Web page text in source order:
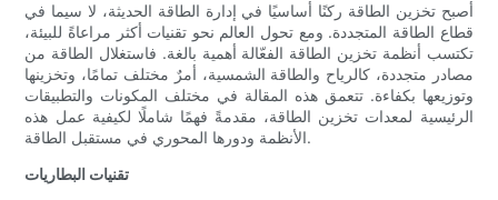
أصبح تخزين الطاقة ركنًا أساسيًا في إدارة الطاقة الحديثة، لا سيما في
قطاع الطاقة المتجددة. ومع تحول العالم نحو تقنيات أكثر مراعاةً للبيئة،
تكتسب أنظمة تخزين الطاقة الفعّالة أهمية بالغة. فاستغلال الطاقة من
مصادر متجددة، كالرياح والطاقة الشمسية، أمرٌ مختلف تمامًا، وتخزينها
وتوزيعها بكفاءة. تتعمق هذه المقالة في مختلف المكونات والتطبيقات
الرئيسية لمعدات تخزين الطاقة، مقدمةً فهمًا شاملًا لكيفية عمل هذه
الأنظمة ودورها المحوري في مستقبل الطاقة.
تقنيات البطاريات